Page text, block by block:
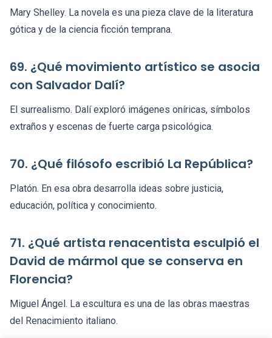
Mary Shelley. La novela es una pieza clave de la literatura
gótica y de la ciencia ficción temprana.
69. ¿Qué movimiento artístico se asocia
con Salvador Dalí?
El surrealismo. Dalí exploró imágenes oníricas, símbolos
extraños y escenas de fuerte carga psicológica.
70. ¿Qué filósofo escribió La República?
Platón. En esa obra desarrolla ideas sobre justicia,
educación, política y conocimiento.
71. ¿Qué artista renacentista esculpió el
David de mármol que se conserva en
Florencia?
Miguel Ángel. La escultura es una de las obras maestras
del Renacimiento italiano.